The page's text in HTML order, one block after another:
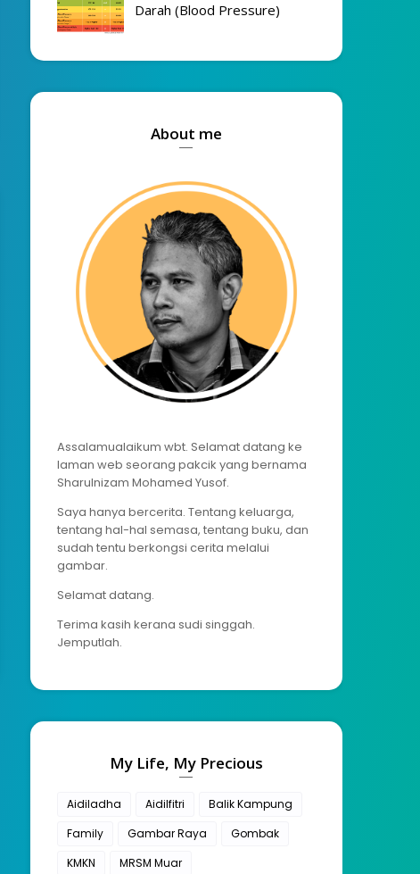
Darah (Blood Pressure)
About me
Assalamualaikum wbt. Selamat datang ke
laman web seorang pakcik yang bernama
Sharulnizam Mohamed Yusof.
Saya hanya bercerita. Tentang keluarga,
tentang hal-hal semasa, tentang buku, dan
sudah tentu berkongsi cerita melalui
gambar.
Selamat datang.
Terima kasih kerana sudi singgah.
Jemputlah.
My Life, My Precious
Aidiladha Aidilfitri
Balik Kampung
Family
Gambar Raya
Gombak
KMKN
MRSM Muar